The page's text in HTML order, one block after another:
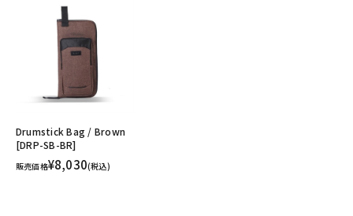
Drumstick Bag / Brown
[DRP-SB-BR]
販売価格¥8,030(税込)